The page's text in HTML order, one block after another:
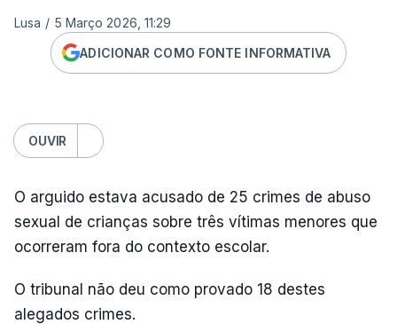
Lusa / 5 Março 2026, 11:29
ADICIONAR COMO FONTE INFORMATIVA
OUVIR
O arguido estava acusado de 25 crimes de abuso
sexual de crianças sobre três vítimas menores que
ocorreram fora do contexto escolar.
O tribunal não deu como provado 18 destes
alegados crimes.